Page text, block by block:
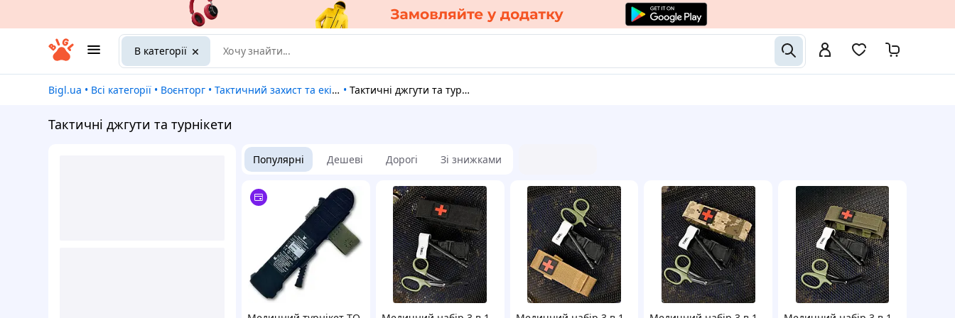
В категорії
Bigl.ua • Всі категорії • Воєнторг • Тактичний захист та екіпірування • Тактичні джгути та турнікети
Тактичні джгути та турнікети
Популярні Дешеві Дорогі Зі знижками